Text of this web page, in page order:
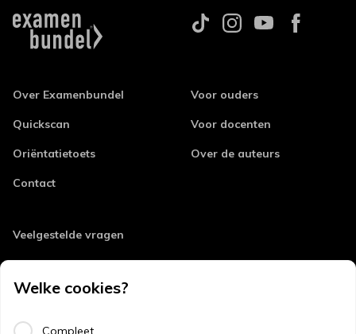
Over Examenbundel
Quickscan
Oriëntatietoets
Contact
Voor ouders
Voor docenten
Over de auteurs
Veelgestelde vragen
Retourneren
Errata
Algemene voorwaarden
Welke cookies?
Compleet